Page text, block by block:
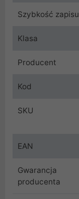
Szybkość zapisu
Klasa
Producent
Kod
SKU
EAN
Gwarancja
producenta